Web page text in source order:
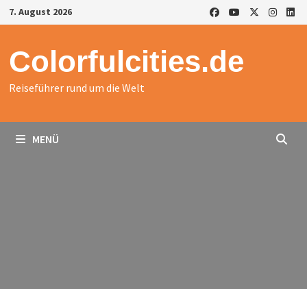
Zurück
zum
7. August 2026
Colorfulcities.de
Reiseführer rund um die Welt
MENÜ